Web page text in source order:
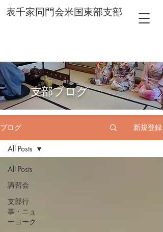
表千家同門会米国東部支部
​支部ブログ
ブログ 新規登録
All Posts
講習会
支部行
事・ニュ
ーヨーク
All Posts